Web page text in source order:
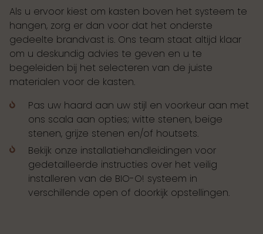
Als u ervoor kiest om kasten boven het systeem te
hangen, zorg er dan voor dat het onderste
gedeelte brandvast is. Ons team staat altijd klaar
om u deskundig advies te geven en u te
begeleiden bij het selecteren van de juiste
materialen voor de kasten.
Pas uw haard aan uw stijl en voorkeur aan met
ons scala aan opties; witte stenen, beige
stenen, grijze stenen en/of houtsets.
Bekijk onze installatiehandleidingen voor
gedetailleerde instructies over het veilig
installeren van de BIO-O! systeem in
verschillende open of doorkijk opstellingen.